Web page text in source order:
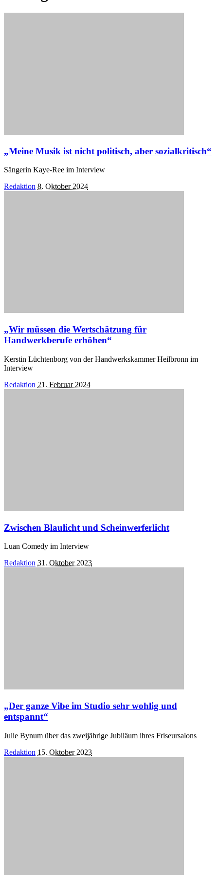
„Meine Musik ist nicht politisch, aber sozialkritisch“
Sängerin Kaye-Ree im Interview
Posted
Redaktion 8. Oktober 2024
„Wir müssen die Wertschätzung für
Handwerkberufe erhöhen“
Kerstin Lüchtenborg von der Handwerkskammer Heilbronn im
Interview
Posted
Redaktion 21. Februar 2024
Zwischen Blaulicht und Scheinwerferlicht
Luan Comedy im Interview
Posted
Redaktion 31. Oktober 2023
„Der ganze Vibe im Studio sehr wohlig und
entspannt“
Julie Bynum über das zweijährige Jubiläum ihres Friseursalons
Posted
Redaktion 15. Oktober 2023